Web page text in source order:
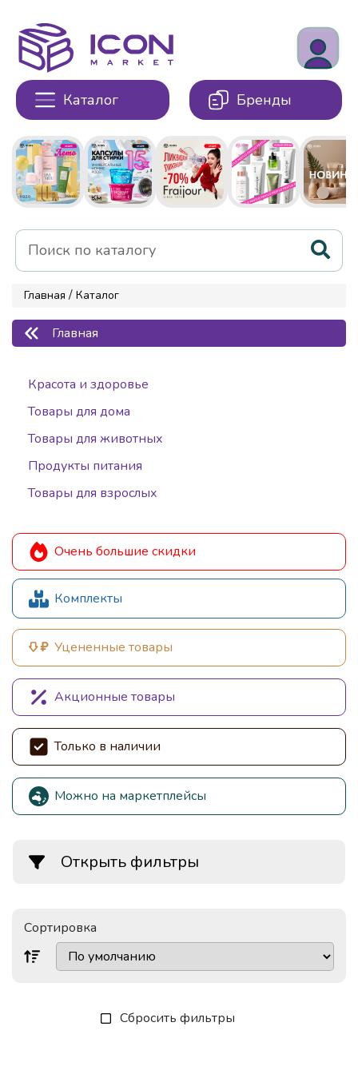
Каталог Бренды
Главная / Каталог
Главная
Красота и здоровье
Товары для дома
Товары для животных
Продукты питания
Товары для взрослых
Очень большие скидки
Комплекты
Уцененные товары
Акционные товары
Только в наличии
Можно на маркетплейсы
Открыть фильтры
Сортировка
Сбросить фильтры